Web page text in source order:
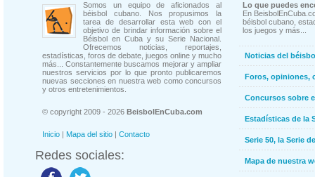
Somos un equipo de aficionados al
béisbol cubano. Nos propusimos la
tarea de desarrollar esta web con el
objetivo de brindar información sobre el
Béisbol en Cuba y su Serie Nacional.
Ofrecemos noticias, reportajes,
estadísticas, foros de debate, juegos online y mucho
más... Constantemente buscamos mejorar y ampliar
nuestros servicios por lo que pronto publicaremos
nuevas secciones en nuestra web como concursos
y otros entretenimientos.
© copyright 2009 - 2026 BeisbolEnCuba.com
Inicio | Mapa del sitio | Contacto
Redes sociales:
Lo que puedes
En
béisbol cubano,
los juegos y más...
Noticias del
Foros, opiniones,
Concursos sobre
Estadísticas de la
Serie 50, la Serie
Mapa de nuestra